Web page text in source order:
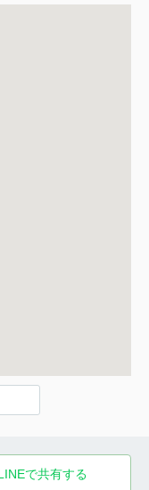
で共有する